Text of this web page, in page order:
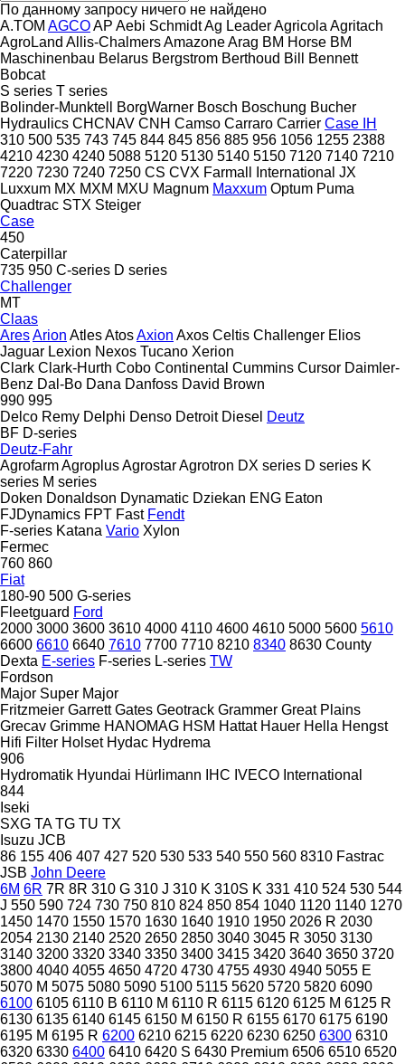
По данному запросу ничего не найдено
A.TOM AGCOAP Aebi SchmidtAg LeaderAgricola Agritach
AgroLand Allis-ChalmersAmazoneArag BM Horse BM
Maschinenbau Belarus Bergstrom Berthoud Bill Bennett
Bobcat
S series T series
Bolinder-Munktell
BorgWarner Bosch Boschung Bucher
Hydraulics CHCNAV CNH Camso Carraro Carrier Case IH
310 500 535 743 745 844 845 856 885 956 1056 1255 2388
4210 4230 4240 5088 5120 5130 5140 5150 7120 7140 7210
7220 7230 7240 7250 CS CVX Farmall International JX
Luxxum MX MXM MXU Magnum Maxxum Optum Puma
Quadtrac STX Steiger
Case
450
Caterpillar
735 950 C-series D series
Challenger
MT
Claas
AresArion AtlesAtosAxion Axos Celtis Challenger Elios
Jaguar Lexion Nexos Tucano Xerion
Clark Clark-Hurth Cobo Continental Cummins Cursor Daimler-
Benz Dal-Bo Dana Danfoss David Brown
990 995
Delco Remy Delphi Denso Detroit Diesel Deutz
BF D-series
Deutz-Fahr
AgrofarmAgroplusAgrostarAgrotron DX series D series K
series M series
Doken Donaldson Dynamatic Dziekan ENG Eaton
FJDynamics FPT Fast Fendt
F-series Katana Vario Xylon
Fermec
760 860
Fiat
180-90 500 G-series
Fleetguard Ford
2000 3000 3600 3610 4000 4110 4600 4610 5000 5600 5610
6600 6610 6640 7610 7700 7710 8210 8340 8630 County
Dexta E-series F-series L-series TW
Fordson
Major Super Major
Fritzmeier Garrett Gates Geotrack Grammer Great Plains
Grecav Grimme HANOMAG HSM Hattat Hauer Hella Hengst
Hifi Filter Holset Hydac Hydrema
906
Hydromatik Hyundai Hürlimann IHC IVECO International
844
Iseki
SXG TA TG TU TX
Isuzu JCB
86 155 406 407 427 520 530 533 540 550 560 8310 Fastrac
JSB John Deere
6M 6R 7R 8R 310 G 310 J 310 K 310S K 331 410 524 530 544
J 550 590 724 730 750 810 824 850 854 1040 1120 1140 1270
1450 1470 1550 1570 1630 1640 1910 1950 2026 R 2030
2054 2130 2140 2520 2650 2850 3040 3045 R 3050 3130
3140 3200 3320 3340 3350 3400 3415 3420 3640 3650 3720
3800 4040 4055 4650 4720 4730 4755 4930 4940 5055 E
5070 M 5075 5080 5090 5100 5115 5620 5720 5820 6090
6100 6105 6110 B 6110 M 6110 R 6115 6120 6125 M 6125 R
6130 6135 6140 6145 6150 M 6150 R 6155 6170 6175 6190
6195 M 6195 R 6200 6210 6215 6220 6230 6250 6300 6310
6320 6330 6400 6410 6420 S 6430 Premium 6506 6510 6520